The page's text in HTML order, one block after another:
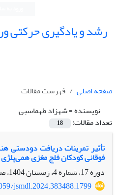
رشد و یادگیری حرکتی
صفحه اصلی
فهرست مقالات
نویسنده =شهزاد طهماسبی
تعداد مقالات:
18
تأثیر تمرینات دریافت دودستی
فوقانی کودکان فلج مغزی همی‌پلژی
دوره 17، شماره 4، زمستان 1404، صفحه
jsmdl.2024.383488.1799